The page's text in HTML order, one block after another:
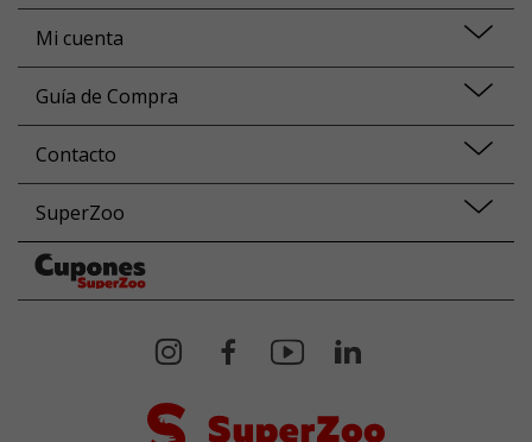
Mi cuenta
Guía de Compra
Contacto
SuperZoo